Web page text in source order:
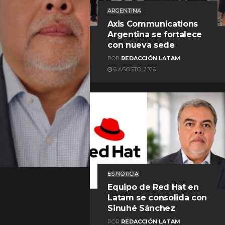
ARGENTINA
Axis Communications
Argentina se fortalece
con nueva sede
POR REDACCIÓN LATAM
6 AGOSTO, 2026
ES NOTICIA
Equipo de Red Hat en
Latam se consolida con
Sinuhé Sánchez
POR REDACCIÓN LATAM